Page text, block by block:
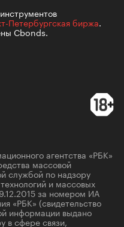
Петербургская биржа.
Cbonds.
агентства «РБК»
массовой
службой по надзору
и массовых
за номером ИА
«РБК» (свидетельство
информации выдано
в сфере связи,